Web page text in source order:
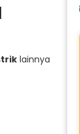
lainnya